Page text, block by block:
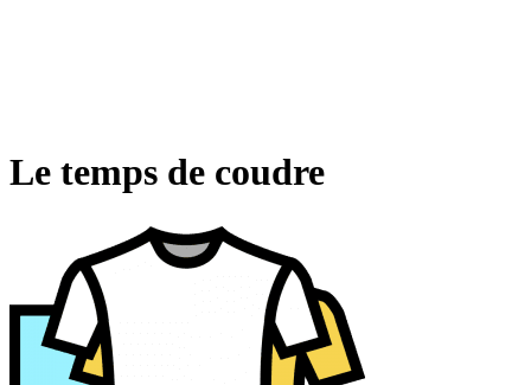
Le temps de coudre